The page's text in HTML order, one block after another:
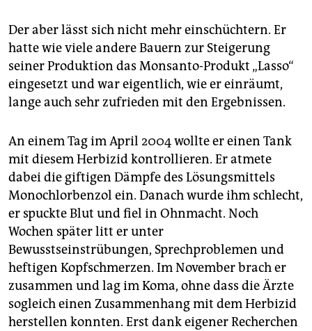
Der aber lässt sich nicht mehr einschüchtern. Er
hatte wie viele andere Bauern zur Steigerung
seiner Produktion das Monsanto-Produkt „Lasso“
eingesetzt und war eigentlich, wie er einräumt,
lange auch sehr zufrieden mit den Ergebnissen.
An einem Tag im April 2004 wollte er einen Tank
mit diesem Herbizid kontrollieren. Er atmete
dabei die giftigen Dämpfe des Lösungsmittels
Monochlorbenzol ein. Danach wurde ihm schlecht,
er spuckte Blut und fiel in Ohnmacht. Noch
Wochen später litt er unter
Bewusstseinstrübungen, Sprechproblemen und
heftigen Kopfschmerzen. Im November brach er
zusammen und lag im Koma, ohne dass die Ärzte
sogleich einen Zusammenhang mit dem Herbizid
herstellen konnten. Erst dank eigener Recherchen